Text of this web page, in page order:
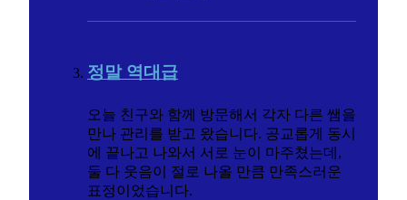
정말 역대급
오늘 친구와 함께 방문해서 각자 다른 쌤을
만나 관리를 받고 왔습니다. 공교롭게 동시
에 끝나고 나와서 서로 눈이 마주쳤는데,
둘 다 웃음이 절로 나올 만큼 만족스러운
표정이었습니다.